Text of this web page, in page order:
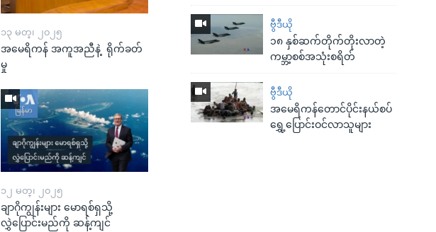
ဗွီဒီယို
၁၈ နှစ်ဆက်တိုက်တိုးလာတဲ့
ကမ္ဘာ့စစ်အသုံးစရိတ်
ဗွီဒီယို
အမေရိကန်တောင်ပိုင်းနယ်စပ်
ရွှေ့ပြောင်းဝင်လာသူများ
၁၃ မတ္၊ ၂၀၂၅
အမေရိကန် အကူအညီနဲ့ ရိုက်ခတ်
မှု
၁၂ မတ္၊ ၂၀၂၅
ချာဂိုကျွန်းများ မောရစ်ရှသို့
လွှဲပြောင်းမည်ကို ဆန့်ကျင်